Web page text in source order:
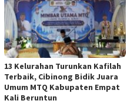
13 Kelurahan Turunkan Kafilah
Terbaik, Cibinong Bidik Juara
Umum MTQ Kabupaten Empat
Kali Beruntun